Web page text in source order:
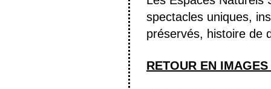
spectacles uniques,
préservés, histoire de
RETOUR EN